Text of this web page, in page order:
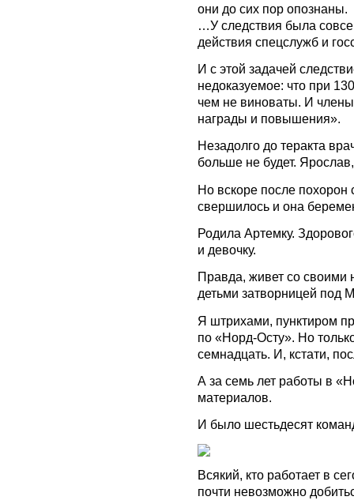
они до сих пор опознаны.
…У следствия была
действия спецслужб и
И с этой задачей
недоказуемое: что при
чем не виноваты. И
награды и повышения».
Незадолго до теракта
больше не будет.
Но вскоре после похорон
свершилось и она
Родила Артемку.
и девочку.
Правда, живет со своими
детьми затворницей под
Я штрихами, пунктиром
по «Норд-Осту». Но
семнадцать. И, кстати,
А за семь лет работы в
материалов.
И было шестьдесят
Всякий, кто работает в
почти невозможно